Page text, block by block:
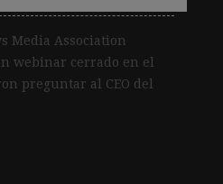
Media Association
webinar cerrado en el
preguntar al CEO del